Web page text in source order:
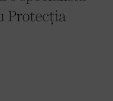
Protecția